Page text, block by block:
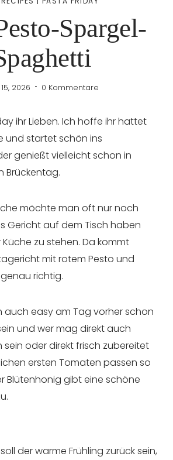
Spargel-
2026 0 Kommentare
ihr Lieben. Ich hoffe ihr hattet
und startet schön ins
genießt vielleicht schon in
Brückentag.
möchte man oft nur noch
Gericht auf dem Tisch haben
zu stehen. Da kommt
mit rotem Pesto und
richtig.
auch easy am Tag vorher schon
und wer mag direkt auch
sein oder direkt frisch zubereitet
ersten Tomaten passen so
Blütenhonig gibt eine schöne
der warme Frühling zurück sein,